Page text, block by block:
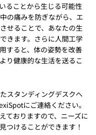
ることから生じる可能性
の痛みを防ぎながら、エ
せることで、あなたの生
きます。さらに人間工学
すると、体の姿勢を改善
り健康的な生活を送るこ
スタンディングデスクへ
にご連絡ください。
ておりますので、ニーズに
つけることができます！